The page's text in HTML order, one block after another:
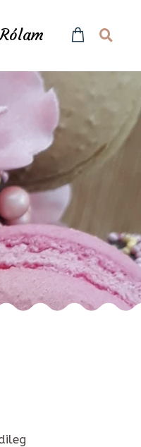
Rólam